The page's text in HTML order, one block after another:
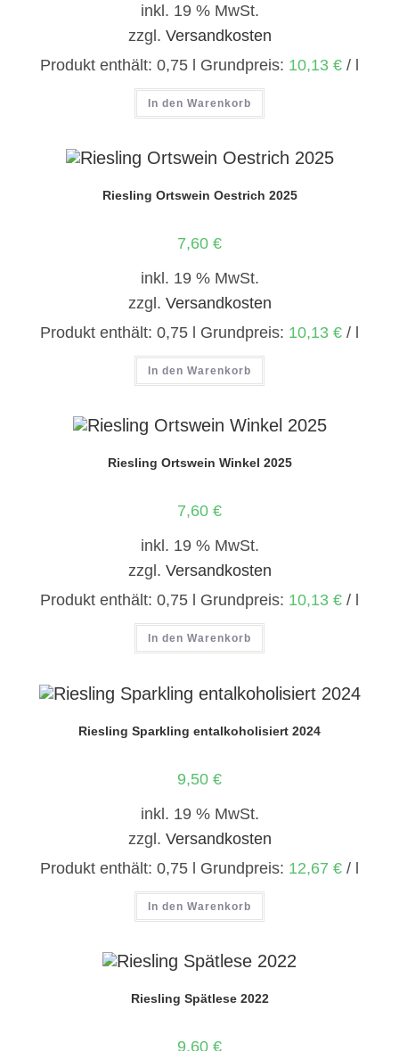
inkl. 19 % MwSt.
zzgl. Versandkosten
Produkt enthält: 0,75 l Grundpreis: 10,13 € / l
In den Warenkorb
Riesling Ortswein Oestrich 2025
7,60 €
inkl. 19 % MwSt.
zzgl. Versandkosten
Produkt enthält: 0,75
Grundpreis: 10,13 € /
In den Warenkorb
Riesling Ortswein Winkel 2025
7,60 €
inkl. 19 % MwSt.
zzgl. Versandkosten
Produkt enthält: 0,75
Grundpreis: 10,13 € /
In den Warenkorb
Riesling Sparkling entalkoholisiert 2024
9,50 €
inkl. 19 % MwSt.
zzgl. Versandkosten
Produkt enthält: 0,75 l Grundpreis: 12,67 € / l
In den Warenkorb
Riesling Spätlese 2022
9,60 €